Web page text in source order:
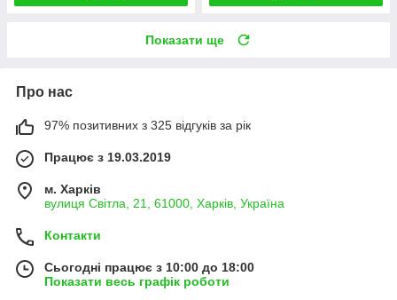
Показати ще
Про нас
97% позитивних з 325 відгуків за рік
Працює з 19.03.2019
м. Харків
вулиця Світла, 21, 61000, Харків, Україна
Контакти
Сьогодні працює з 10:00 до 18:00
Показати весь графік роботи